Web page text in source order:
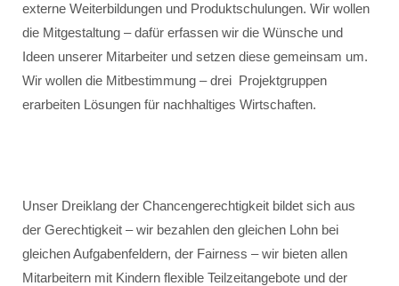
externe Weiterbildungen und Produktschulungen. Wir wollen
die Mitgestaltung – dafür erfassen wir die Wünsche und
Ideen unserer Mitarbeiter und setzen diese gemeinsam um.
Wir wollen die Mitbestimmung – drei Projektgruppen
erarbeiten Lösungen für nachhaltiges Wirtschaften.
Unser Dreiklang der Chancengerechtigkeit bildet sich aus
der Gerechtigkeit – wir bezahlen den gleichen Lohn bei
gleichen Aufgabenfeldern, der Fairness – wir bieten allen
Mitarbeitern mit Kindern flexible Teilzeitangebote und der